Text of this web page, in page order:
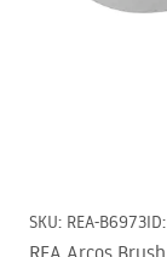
SKU: REA-B6973ID:
REA Arcos